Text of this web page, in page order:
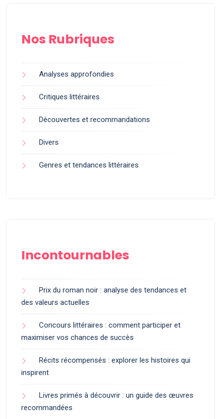
Nos Rubriques
Analyses approfondies
Critiques littéraires
Découvertes et recommandations
Divers
Genres et tendances littéraires
Incontournables
Prix du roman noir : analyse des tendances et
des valeurs actuelles
Concours littéraires : comment participer et
maximiser vos chances de succès
Récits récompensés : explorer les histoires qui
inspirent
Livres primés à découvrir : un guide des œuvres
recommandées